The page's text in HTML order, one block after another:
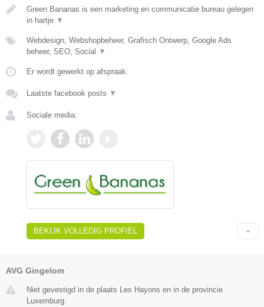
Green Bananas is een marketing en communicatie bureau gelegen
in hartje ▼
Webdesign, Webshopbeheer, Grafisch Ontwerp, Google Ads
beheer, SEO, Social
▼
Er wordt gewerkt op afspraak.
Laatste facebook posts ▼
Sociale media:
BEKIJK VOLLEDIG PROFIEL
AVG Gingelom
Niet gevestigd in de plaats Les Hayons en in de provincie
Luxemburg.